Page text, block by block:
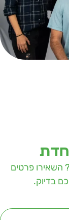
השאירו פרטים
בדיוק.